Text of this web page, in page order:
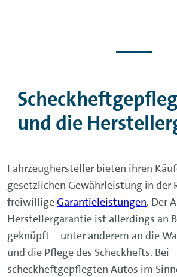
und die
Fahrzeughersteller bieten ihren
gesetzlichen Gewährleistung in der
freiwilligeGarantieleistungen. Der
Herstellergarantie ist allerdings an
geknüpft – unter anderem an die
und die Pflege des Scheckhefts. Bei
scheckheftgepflegten Autos im